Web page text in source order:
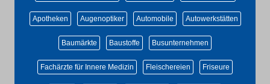
Apotheken Augenoptiker Automobile Autowerkstätten
Baumärkte Baustoffe Busunternehmen
Fachärzte für Innere Medizin Fleischereien Friseure